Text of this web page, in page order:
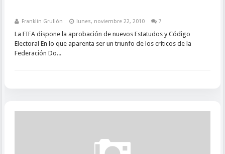
Franklin Grullón lunes, noviembre 22, 2010 7
La FIFA dispone la aprobación de nuevos Estatudos y Código
Electoral En lo que aparenta ser un triunfo de los críticos de la
Federación Do...